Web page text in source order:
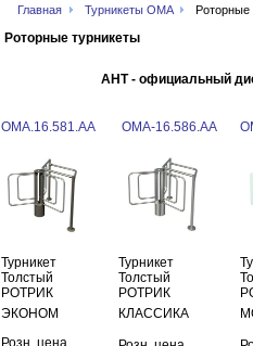
Главная Турникеты OMA Роторные
Роторные турникеты
АНТ - официальный
ОМА.16.581.АА ОМА-16.586.АА
Турникет
Толстый
РОТРИК
ЭКОНОМ
Турникет
Толстый
РОТРИК
КЛАССИКА
Розн. цена